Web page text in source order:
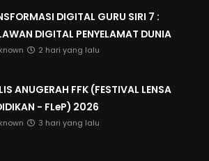
DIGITAL GURU SIRI 7 :
DIGITAL PENYELAMAT DUNIA
2 hari yang lalu
ANUGERAH FFK (FESTIVAL LENSA
- FLeP) 2026
3 hari yang lalu